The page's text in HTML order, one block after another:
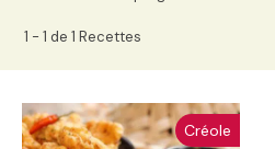
1 - 1 de 1 Recettes
Créole